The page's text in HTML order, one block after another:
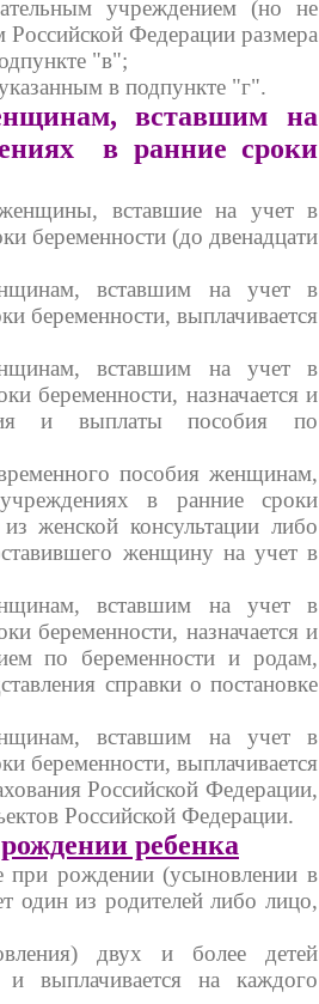
учреждением (но не
Российской Федерации размера
"в";
в подпункте "г".
вставшим на
в ранние сроки
вставшие на учет в
беременности (до двенадцати
вставшим на учет в
беременности, выплачивается
вставшим на учет в
беременности, назначается и
и выплаты пособия по
пособия женщинам,
в ранние сроки
из женской консультации либо
женщину на учет в
вставшим на учет в
беременности, назначается и
по беременности и родам,
справки о постановке
вставшим на учет в
беременности, выплачивается
Российской Федерации,
Российской Федерации.
ребенка
рождении (усыновлении в
один из родителей либо лицо,
двух и более детей
и выплачивается на каждого